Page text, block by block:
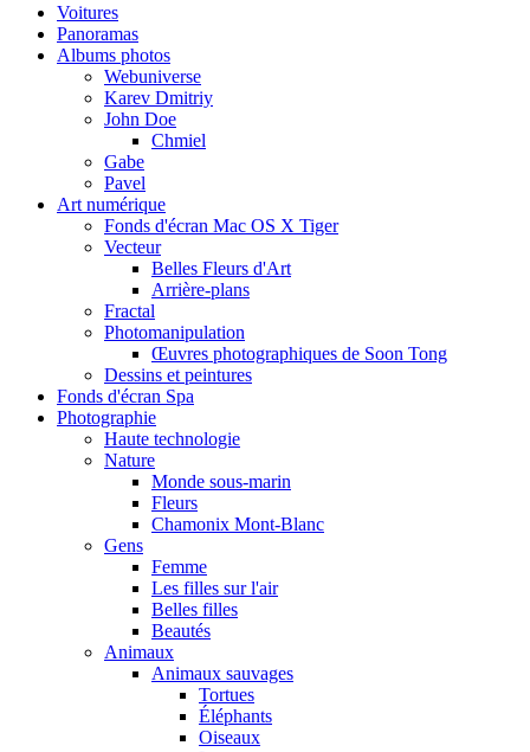
Voitures
Panoramas
Albums photos
Webuniverse
Karev Dmitriy
John Doe
Chmiel
Gabe
Pavel
Art numérique
Fonds d'écran Mac OS X Tiger
Vecteur
Belles Fleurs d'Art
Arrière-plans
Fractal
Photomanipulation
Œuvres photographiques de Soon Tong
Dessins et peintures
Fonds d'écran Spa
Photographie
Haute technologie
Nature
Monde sous-marin
Fleurs
Chamonix Mont-Blanc
Gens
Femme
Les filles sur l'air
Belles filles
Beautés
Animaux
Animaux sauvages
Tortues
Éléphants
Oiseaux